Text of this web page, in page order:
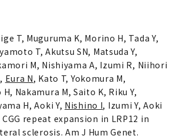
T, Muguruma K, Morino H, Tada Y,
T, Akutsu SN, Matsuda Y,
M, Nishiyama A, Izumi R, Niihori
, Eura N, Kato T, Yokomura M,
H, Nakamura M, Saito K, Riku Y,
H, Aoki Y, Nishino I, Izumi Y, Aoki
CGG repeat expansion in LRP12 in
sclerosis. Am J Hum Genet.